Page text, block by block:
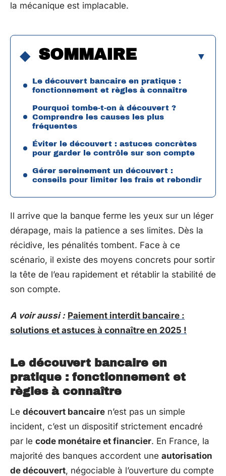
la mécanique est implacable.
SOMMAIRE
Le découvert bancaire en pratique :
fonctionnement et règles à connaître
Pourquoi tombe-t-on à découvert ?
Comprendre les causes les plus
fréquentes
Éviter le découvert : astuces concrètes
pour garder le contrôle sur son compte
Gérer sereinement un découvert :
conseils pour limiter les frais et rebondir
Il arrive que la banque ferme les yeux sur un léger
dérapage, mais la patience a ses limites. Dès la
récidive, les pénalités tombent. Face à ce
scénario, il existe des moyens concrets pour sortir
la tête de l’eau rapidement et rétablir la stabilité de
son compte.
A voir aussi : Paiement interdit bancaire :
solutions et astuces à connaître en 2025 !
Le découvert bancaire en
pratique : fonctionnement et
règles à connaître
Le découvert bancaire n’est pas un simple
incident, c’est un dispositif strictement encadré
par le code monétaire et financier. En France, la
majorité des banques accordent une autorisation
de découvert, négociable à l’ouverture du compte